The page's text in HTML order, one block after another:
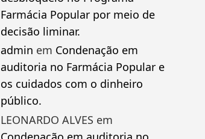
Farmácia Popular por meio de
decisão liminar.
admin em Condenação em
auditoria no Farmácia Popular e
os cuidados com o dinheiro
público.
LEONARDO ALVES em